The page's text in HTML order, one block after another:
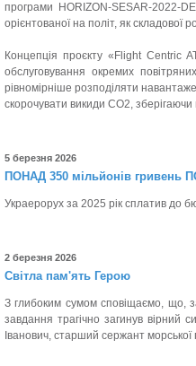
програми HORIZON-SESAR-2022-
орієнтованої на політ, як складової
Концепція проєкту «Flight Centric
обслуговування окремих
рівномірніше розподіляти
скорочувати викиди CO2,
5 березня 2026
ПОНАД 350 мільйонів гривень
Украерорух за 2025 рік сплатив до
2 березня 2026
Світла пам'ять Герою
З глибоким сумом сповіщаємо, що,
завдання трагічно загинув
Іванович, старший сержант морської